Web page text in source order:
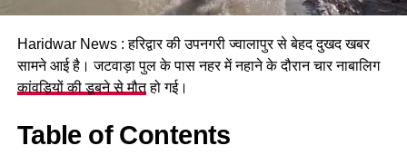
Haridwar News : हरिद्वार की उपनगरी ज्वालापुर से बेहद दुखद खबर
सामने आई है। जटवाड़ा पुल के पास नहर में नहाने के दौरान चार नाबालिग
कांवड़ियों की डूबने से मौतहो गई।
Table of Contents